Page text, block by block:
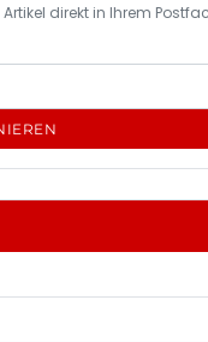
direkt in Ihrem